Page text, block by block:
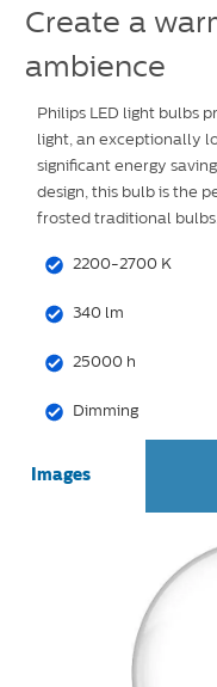
Create a
ambience
Philips LED light bulbs
light, an exceptionally
significant energy
design, this bulb is the
frosted traditional bulbs.
2200-2700 K
340 lm
25000 h
Dimming
Images